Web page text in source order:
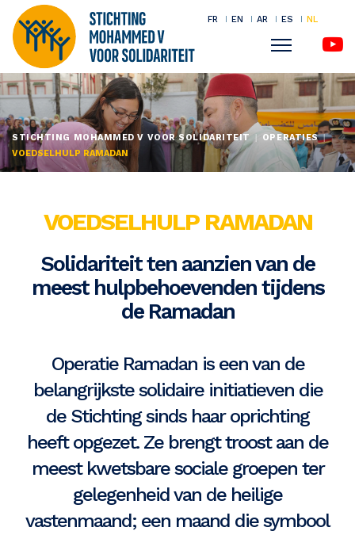
Overslaan
en
naar
de
inhoud
FR EN AR ES NL
Menu
STICHTING MOHAMMED V VOOR SOLIDARITEIT
OPERATIES
VOEDSELHULP RAMADAN
VOEDSELHULP RAMADAN
Solidariteit ten aanzien van de
meest hulpbehoevenden tijdens
de Ramadan
Operatie Ramadan is een van de
belangrijkste solidaire initiatieven die
de Stichting sinds haar oprichting
heeft opgezet. Ze brengt troost aan de
meest kwetsbare sociale groepen ter
gelegenheid van de heilige
vastenmaand; een maand die symbool